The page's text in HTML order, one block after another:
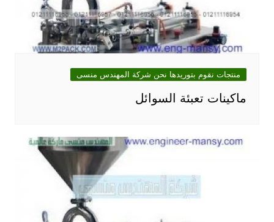
منتجات نقوم بتوريدها نحن شركة المهندس منسى
ماكينات تعبئة السوائل